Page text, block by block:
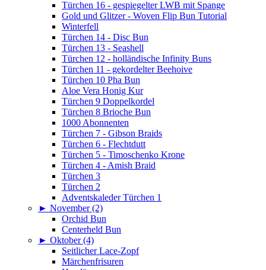
Türchen 16 - gespiegelter LWB mit Spange
Gold und Glitzer - Woven Flip Bun Tutorial
Winterfell
Türchen 14 - Disc Bun
Türchen 13 - Seashell
Türchen 12 - holländische Infinity Buns
Türchen 11 - gekordelter Beehoive
Türchen 10 Pha Bun
Aloe Vera Honig Kur
Türchen 9 Doppelkordel
Türchen 8 Brioche Bun
1000 Abonnenten
Türchen 7 - Gibson Braids
Türchen 6 - Flechtdutt
Türchen 5 - Timoschenko Krone
Türchen 4 - Amish Braid
Türchen 3
Türchen 2
Adventskaleder Türchen 1
► November (2)
Orchid Bun
Centerheld Bun
► Oktober (4)
Seitlicher Lace-Zopf
Märchenfrisuren